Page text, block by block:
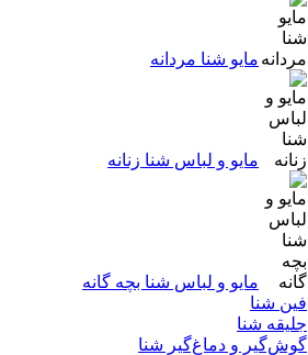
مایو شنا مردانه
مایو و لباس شنا زنانه
مایو و لباس شنا بچه گانه
فین شنا
جلیقه شنا
گوش‌گیر و دماغ‌گیر شنا